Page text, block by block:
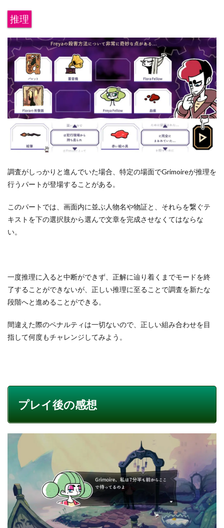
推理
調査がしっかりと進んでいた場合、特定の場面でGrimoireが推理を
行うパートが登場することがある。
このパートでは、画面内に並ぶ人物名や物証と、それらを繋ぐテ
キストを下の選択肢から選んで文章を完成させなくてはならな
い。
一度推理に入ると中断ができず、正解に辿り着くまでモードを終
了することができないが、正しい推理に至ることで調査を新たな
段階へと進めることができる。
間違えた際のペナルティは一切ないので、正しい組み合わせを目
指して何度もチャレンジしてみよう。
プレイ後の感想